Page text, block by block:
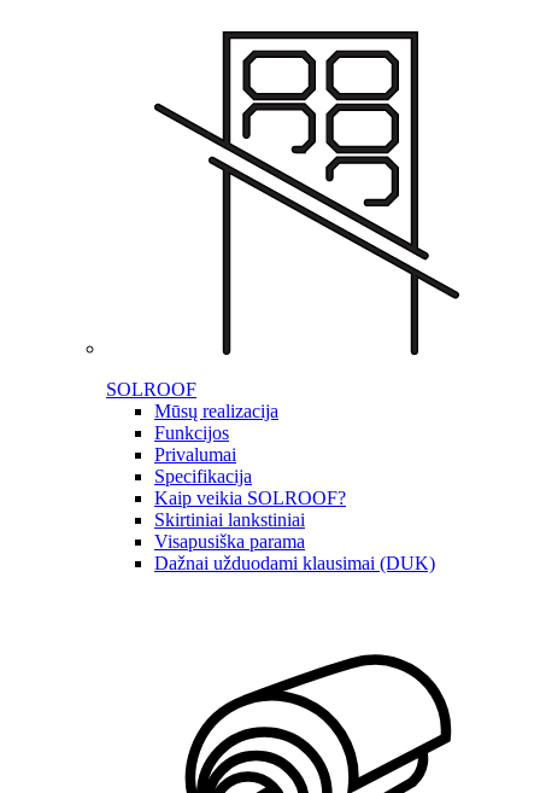
SOLROOF
Mūsų realizacija
Funkcijos
Privalumai
Specifikacija
Kaip veikia SOLROOF?
Skirtiniai lankstiniai
Visapusiška parama
Dažnai užduodami klausimai (DUK)